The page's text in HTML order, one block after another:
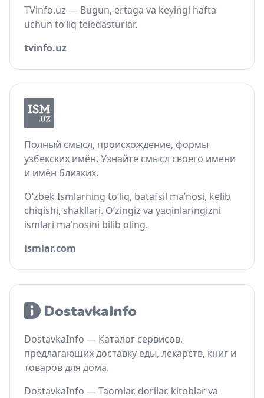
TVinfo.uz — Bugun, ertaga va keyingi hafta
uchun to‘liq teledasturlar.
tvinfo.uz
Полный смысл, происхождение, формы
узбекских имён. Узнайте смысл своего имени
и имён близких.
O‘zbek Ismlarning to‘liq, batafsil ma’nosi, kelib
chiqishi, shakllari. O‘zingiz va yaqinlaringizni
ismlari ma’nosini bilib oling.
ismlar.com
DostavkaInfo — Каталог сервисов,
предлагающих доставку еды, лекарств, книг и
товаров для дома.
DostavkaInfo — Taomlar, dorilar, kitoblar va